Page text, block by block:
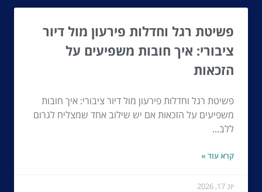
פשיטת רגל וחדלות פירעון מול דיור
ציבורי: איך חובות משפיעים על
הזכאות
פשיטת רגל וחדלות פירעון מול דיור ציבורי: איך חובות
משפיעים על הזכאות אם יש שילוב אחד שמצליח לגרום
ללב...
קרא עוד »
יונ 17, 2026